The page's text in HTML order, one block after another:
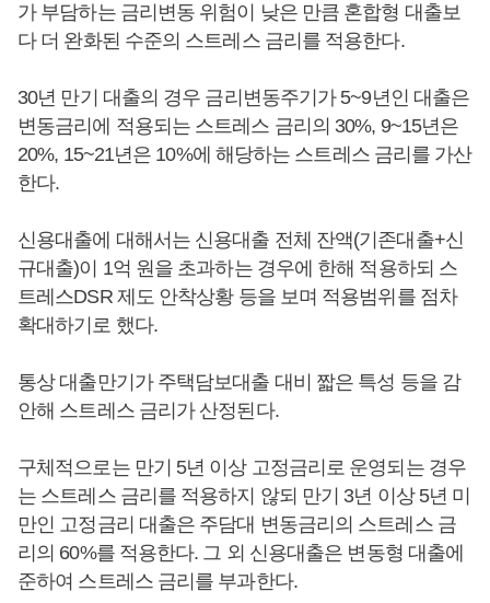
가 부담하는 금리변동 위험이 낮은 만큼 혼합형 대출보
다 더 완화된 수준의 스트레스 금리를 적용한다.
30년 만기 대출의 경우 금리변동주기가 5~9년인 대출은
변동금리에 적용되는 스트레스 금리의 30%, 9~15년은
20%, 15~21년은 10%에 해당하는 스트레스 금리를 가산
한다.
신용대출에 대해서는 신용대출 전체 잔액(기존대출+신
규대출)이 1억 원을 초과하는 경우에 한해 적용하되 스
트레스DSR 제도 안착상황 등을 보며 적용범위를 점차
확대하기로 했다.
통상 대출만기가 주택담보대출 대비 짧은 특성 등을 감
안해 스트레스 금리가 산정된다.
구체적으로는 만기 5년 이상 고정금리로 운영되는 경우
는 스트레스 금리를 적용하지 않되 만기 3년 이상 5년 미
만인 고정금리 대출은 주담대 변동금리의 스트레스 금
리의 60%를 적용한다. 그 외 신용대출은 변동형 대출에
준하여 스트레스 금리를 부과한다.